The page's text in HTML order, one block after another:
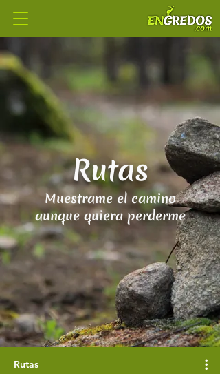
Rutas
Muestrame el camino
aunque quiera perderme
Rutas